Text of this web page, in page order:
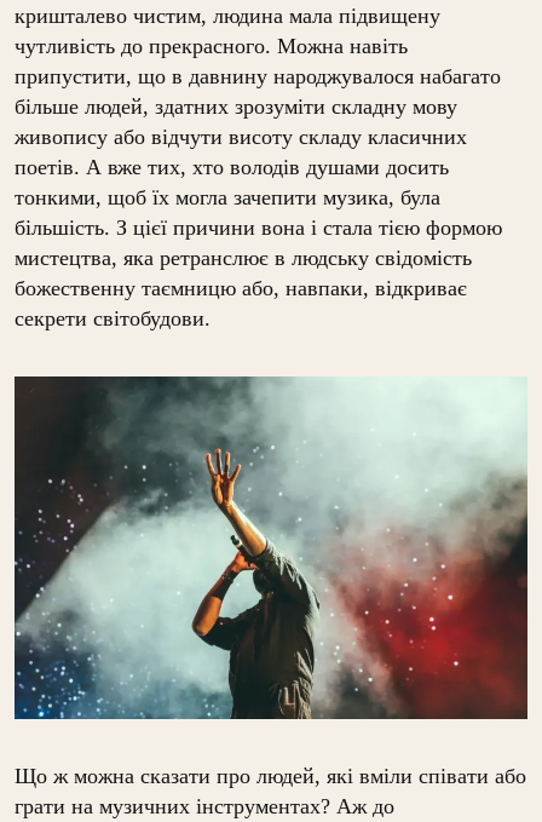
кришталево чистим, людина мала підвищену
чутливість до прекрасного. Можна навіть
припустити, що в давнину народжувалося набагато
більше людей, здатних зрозуміти складну мову
живопису або відчути висоту складу класичних
поетів. А вже тих, хто володів душами досить
тонкими, щоб їх могла зачепити музика, була
більшість. З цієї причини вона і стала тією формою
мистецтва, яка ретранслює в людську свідомість
божественну таємницю або, навпаки, відкриває
секрети світобудови.
Що ж можна сказати про людей, які вміли співати або
грати на музичних інструментах? Аж до